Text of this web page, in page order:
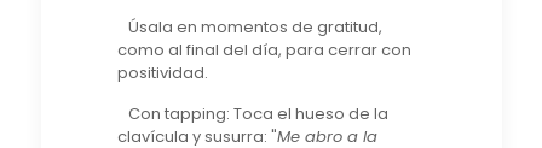
Úsala en momentos de gratitud,
como al final del día, para cerrar con
positividad.
Con tapping: Toca el hueso de la
clavícula y susurra: "Me abro a la